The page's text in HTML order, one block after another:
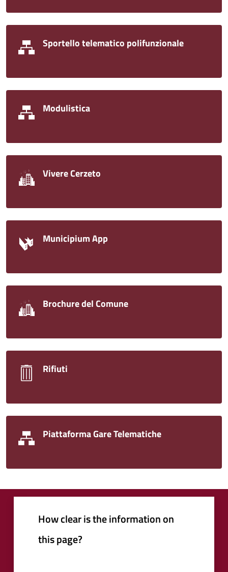
Sportello telematico polifunzionale
Modulistica
Vivere Cerzeto
Municipium App
Brochure del Comune
Rifiuti
Piattaforma Gare Telematiche
How clear is the information on
this page?